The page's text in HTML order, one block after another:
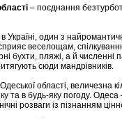
– поєднання
Україні, один з
веселощам,
бухти, пляжі, а й численні
сюди мандрівників.
області, величезна
та в будь-яку погоду.
розваги із пізнанням